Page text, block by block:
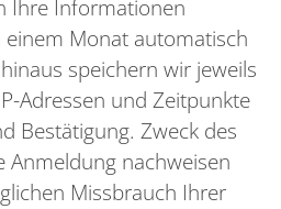
Ihre Informationen
Monat automatisch
speichern wir jeweils
Adressen und Zeitpunkte
Bestätigung. Zweck des
Anmeldung nachweisen
Missbrauch Ihrer